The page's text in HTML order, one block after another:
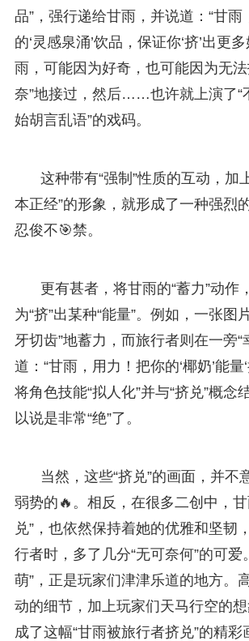
品”，强行递给甘雨，并说道：“甘雨
的‘灵感泉涌’饮品，保证你‘挤’出更
雨，可能因为好奇，也可能因为无
奈”地接过，然后……也许就上演了“
始胡言乱语”的戏码。
这种带有“强制”性质的互动，加
本正经”的形象，就形成了一种强烈
忍俊不🎯禁。
更有甚者，将甘雨的“蓄力”动作
为“挤”出某种“能量”。例如，一张图
牙切齿”地蓄力，而旅行者则在一旁“
道：“甘雨，用力！把你的‘椰奶’能量
将角色技能“拟人化”并与“挤兑”概念
以说是非常“绝”了。
当然，这些“挤兑”的画面，并不
弱势的🔥。相反，在很多二创中，
兑”，也依然保持着她的优雅和坚韧
行者时，多了几分“无可奈何”的可爱
萌”，正是玩家们津津乐道的地方。
动的细节，加上玩家们天马行空的
成了这幅“甘雨被旅行者挤兑”的精彩